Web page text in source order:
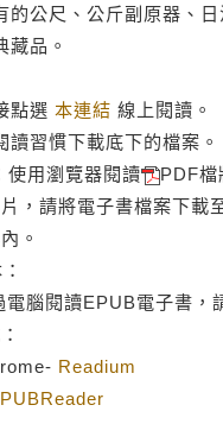
的公尺、公斤副原器、日
藏品。
點選 本連結 線上閱讀。
讀習慣下載底下的檔案。
使用瀏覽器閱讀
PDF檔
，請將電子書檔案下載
。
電腦閱讀EPUB電子書，
Readium